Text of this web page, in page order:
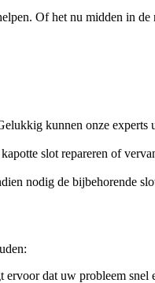
Of het nu midden in de
kunnen onze experts
slot repareren of
nodig de bijbehorende
dat uw probleem snel